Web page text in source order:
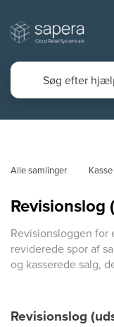
Alle samlinger Kasse
Revisionslog
Revisionsloggen for
reviderede spor af
og kasserede salg,
Revisionslog